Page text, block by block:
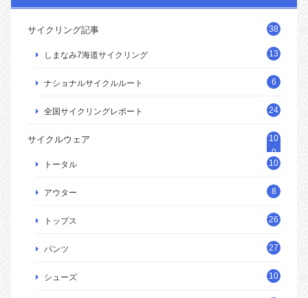
サイクリング記事 38
しまなみ7海道サイクリング 13
ナショナルサイクルルート 6
全国サイクリングレポート 24
サイクルウェア
10
0
トータル 10
アウター 8
トップス 26
パンツ 27
シューズ 10